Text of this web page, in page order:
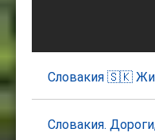
Словакия 🇸🇰
Словакия.